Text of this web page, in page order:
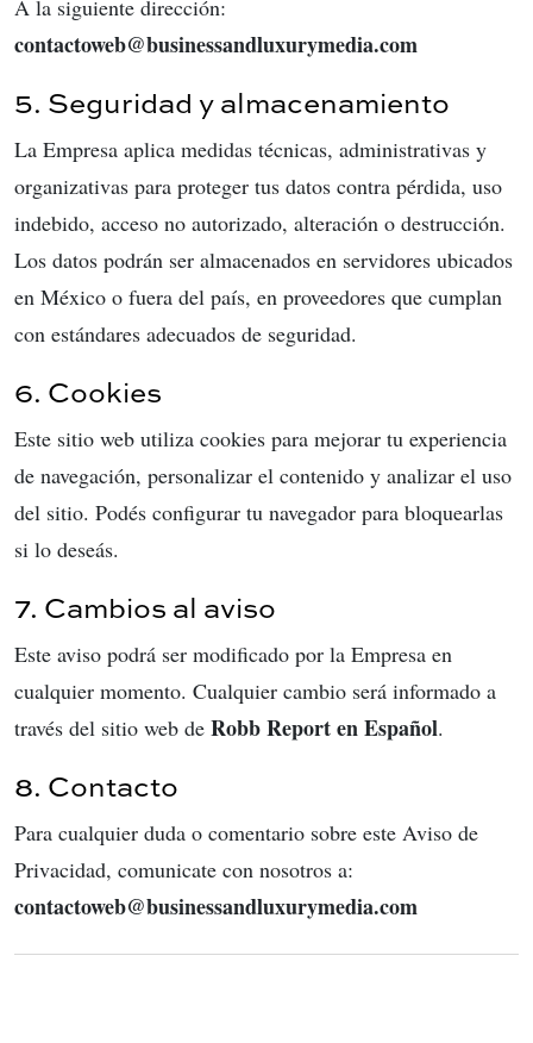
A la siguiente dirección:
contactoweb@businessandluxurymedia.com
5. Seguridad y almacenamiento
La Empresa aplica medidas técnicas, administrativas y
organizativas para proteger tus datos contra pérdida, uso
indebido, acceso no autorizado, alteración o destrucción.
Los datos podrán ser almacenados en servidores ubicados
en México o fuera del país, en proveedores que cumplan
con estándares adecuados de seguridad.
6. Cookies
Este sitio web utiliza cookies para mejorar tu experiencia
de navegación, personalizar el contenido y analizar el uso
del sitio. Podés configurar tu navegador para bloquearlas
si lo deseás.
7. Cambios al aviso
Este aviso podrá ser modificado por la Empresa en
cualquier momento. Cualquier cambio será informado a
través del sitio web de Robb Report en Español.
8. Contacto
Para cualquier duda o comentario sobre este Aviso de
Privacidad, comunicate con nosotros a:
contactoweb@businessandluxurymedia.com